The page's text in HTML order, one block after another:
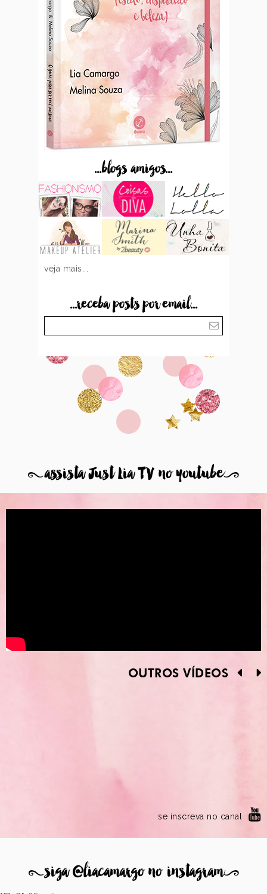
...blogs amigos...
veja mais...
...receba posts por email...
8assista Just Lia TV no youtube9
OUTROS VÍDEOS
se inscreva no canal
8siga @liacamargo no instagram9